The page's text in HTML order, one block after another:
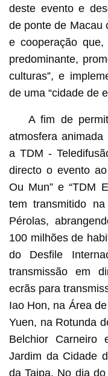
deste evento e
de ponte de Macau
e cooperação
predominante,
culturas”, e
de uma “cidade de
A fim de
atmosfera
a TDM -
directo o evento
Ou Mun” e “TDM
tem transmitido
Pérolas,
100 milhões de
do Desfile
transmissão em
ecrãs para
Iao Hon, na Área
Yuen, na Rotunda
Belchior
Jardim da Cidade
da Taipa. No dia